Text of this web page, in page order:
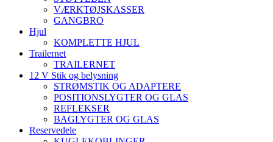
VÆRKTØJSKASSER
GANGBRO
Hjul
KOMPLETTE HJUL
Trailernet
TRAILERNET
12 V Stik og belysning
STRØMSTIK OG ADAPTERE
POSITIONSLYGTER OG GLAS
REFLEKSER
BAGLYGTER OG GLAS
Reservedele